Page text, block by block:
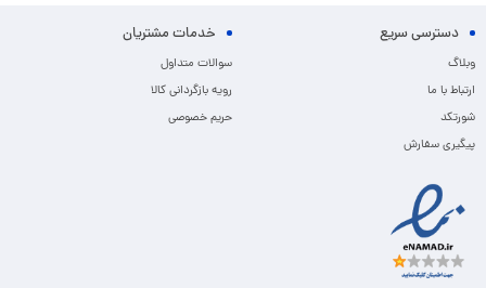
دسترسی سریع
وبلاگ
ارتباط با ما
شورتکد
پیگیری سفارش
خدمات مشتریان
سوالات متداول
رویه بازگردانی کالا
حریم خصوصی